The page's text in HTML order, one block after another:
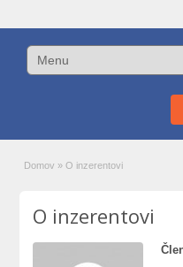
Domov » O inzerentovi
O inzerentovi